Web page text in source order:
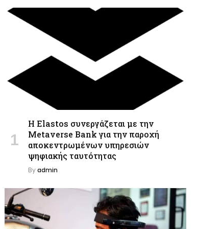
Η Elastos συνεργάζεται με την
Metaverse Bank για την παροχή
αποκεντρωμένων υπηρεσιών
ψηφιακής ταυτότητας
Byadmin